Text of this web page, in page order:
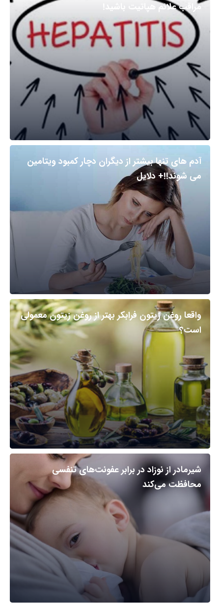
مراقب علائم هپاتیت باشید!
آدم های تنها بیشتر از دیگران دچار کمبود ویتامین
می شوند!!+ دلایل
واقعا روغن زیتون فرابکر بهتر از روغن زیتون معمولی
است؟
شیرمادر از نوزاد در برابر عفونت‌های تنفسی
محافظت می‌کند